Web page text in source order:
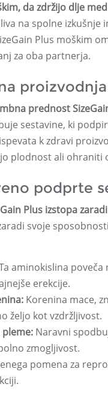
da zdržijo dlje
na spolne
Plus moškim
za oba partnerja.
prednost
sestavine, ki
k zdravi
plodnost ali
podprte
Plus izstopa
svoje
aminokislina
erekcije.
Korenina mace,
željo kot vzdržljivost.
pleme: Naravni
zmogljivost.
pomena za